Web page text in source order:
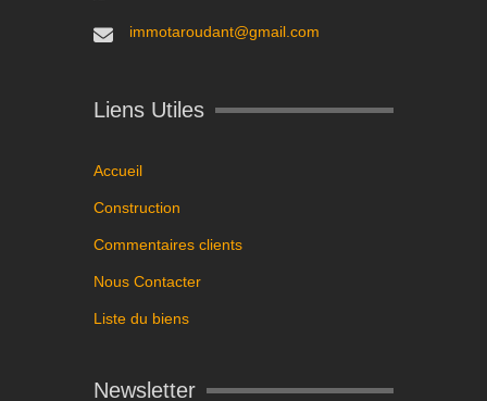
immotaroudant@gmail.com
Liens Utiles
Accueil
Construction
Commentaires clients
Nous Contacter
Liste du biens
Newsletter